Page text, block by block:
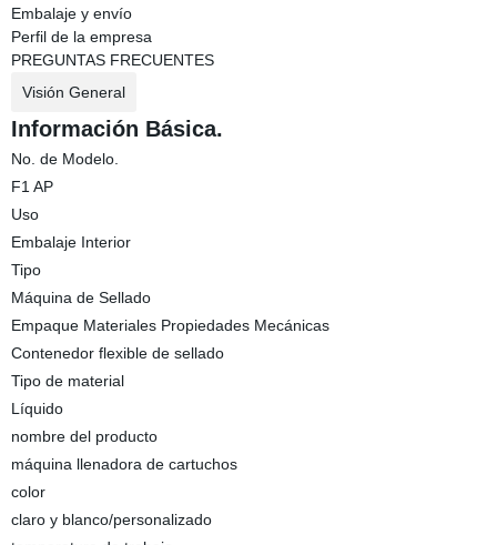
Embalaje y envío
Perfil de la empresa
PREGUNTAS FRECUENTES
Visión General
Información Básica.
No. de Modelo.
F1 AP
Uso
Embalaje Interior
Tipo
Máquina de Sellado
Empaque Materiales Propiedades Mecánicas
Contenedor flexible de sellado
Tipo de material
Líquido
nombre del producto
máquina llenadora de cartuchos
color
claro y blanco/personalizado